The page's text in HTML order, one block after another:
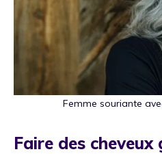
Femme souriante
Faire des